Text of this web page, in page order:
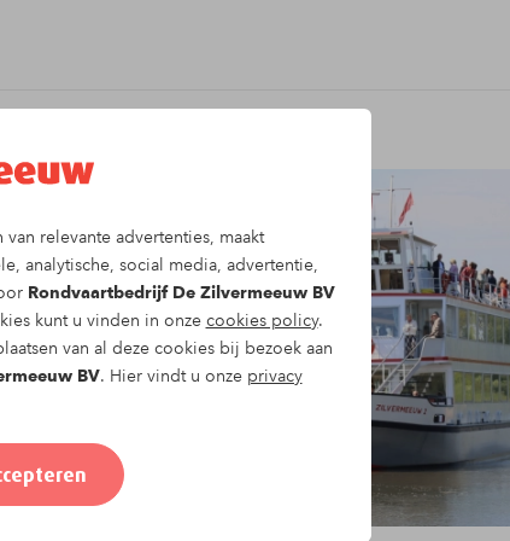
relevante advertenties, maakt
analytische, social media, advertentie,
Rondvaartbedrijf De Zilvermeeuw BV
kunt u vinden in onze cookies policy.
van al deze cookies bij bezoek aan
BV. Hier vindt u onze privacy
2025om